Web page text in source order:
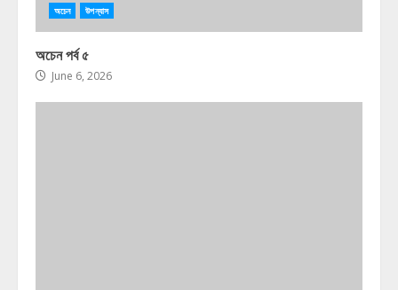
অচেন উপন্যাস
অচেন পর্ব ৫
June 6, 2026